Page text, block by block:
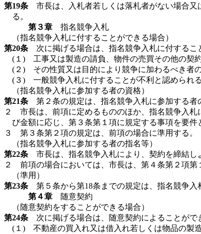
第19条 市長は、入札者若しくは落札者がない場合又
る。
第３章 指名競争入札
（指名競争入札に付することができる場合）
第20条 次に掲げる場合は、指名競争入札に付するこ
(１) 工事又は製造の請負、物件の売買その他の契
(２) その性質又は目的により競争に加わるべき者
(３) 一般競争入札に付することが不利と認められる
（指名競争入札に参加する者の資格）
第21条 第２条の規定は、指名競争入札に参加する者
２ 市長は、前項に定めるもののほか、指名競争入札
び金額に応じ、第３条第１項に規定する事項を要件
３ 第３条第２項の規定は、前項の場合に準用する。
（指名競争入札に参加する者の指名等）
第22条 市長は、指名競争入札により、契約を締結し
２ 前項の場合においては、市長は、第４条第２項第
（準用）
第23条 第５条から第18条までの規定は、指名競争入
第４章 随意契約
（随意契約をすることができる場合）
第24条 次に掲げる場合は、随意契約によることがで
(１) 不動産の買入れ又は借入れ若しくは物品の製